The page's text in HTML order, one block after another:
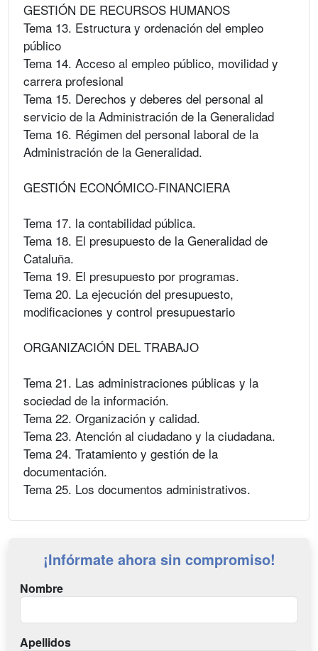
GESTIÓN DE RECURSOS HUMANOS
Tema 13. Estructura y ordenación del empleo
público
Tema 14. Acceso al empleo público, movilidad y
carrera profesional
Tema 15. Derechos y deberes del personal al
servicio de la Administración de la Generalidad
Tema 16. Régimen del personal laboral de la
Administración de la Generalidad.
GESTIÓN ECONÓMICO-FINANCIERA
Tema 17. la contabilidad pública.
Tema 18. El presupuesto de la Generalidad de
Cataluña.
Tema 19. El presupuesto por programas.
Tema 20. La ejecución del presupuesto,
modificaciones y control presupuestario
ORGANIZACIÓN DEL TRABAJO
Tema 21. Las administraciones públicas y la
sociedad de la información.
Tema 22. Organización y calidad.
Tema 23. Atención al ciudadano y la ciudadana.
Tema 24. Tratamiento y gestión de la
documentación.
Tema 25. Los documentos administrativos.
¡Infórmate ahora sin compromiso!
Nombre
Apellidos